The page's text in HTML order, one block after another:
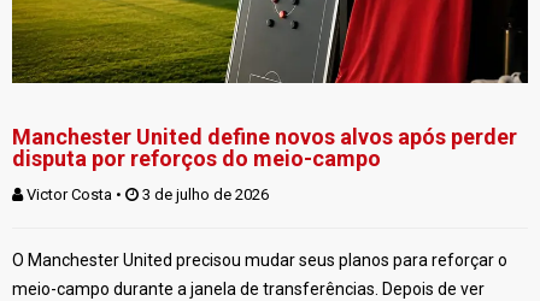
Manchester United define novos alvos após perder
disputa por reforços do meio-campo
Victor Costa • 3 de julho de 2026
O Manchester United precisou mudar seus planos para reforçar o
meio-campo durante a janela de transferências. Depois de ver